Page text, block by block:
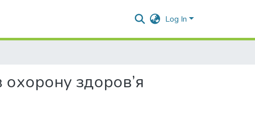
Log In
охорону здоров’я